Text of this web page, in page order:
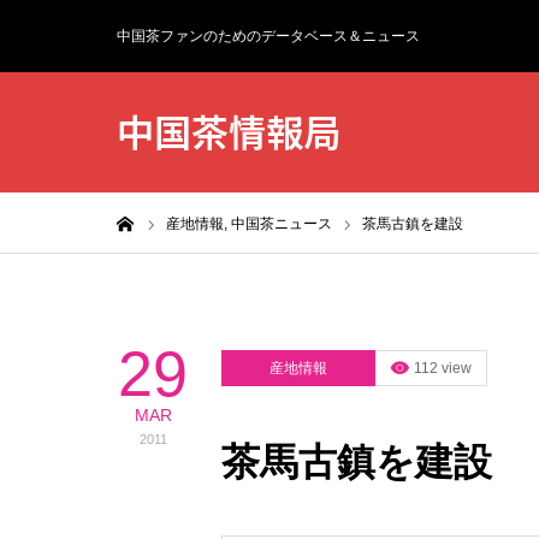
中国茶ファンのためのデータベース＆ニュース
中国茶情報局
産地情報, 中国茶ニュース 茶馬古鎮を建設
29
MAR
2011
産地情報 112 view
茶馬古鎮を建設